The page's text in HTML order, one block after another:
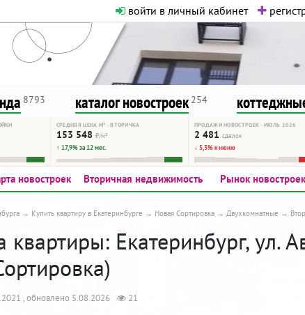
войти в личный кабинет
Никакого шок-
как он помогает вам.
8793 каталог новостроек 254
СРЕДНЯЯ ЦЕНА М² · ВТОРИЧКА
153 548 ₽/м²
↑ 17,9% за 12 мес.
ПРОДАЖИ НОВОСТРОЕК · ИЮЛЬ 2026
2 481 сделок
↓ 5,3% к июню
новостроек Вторичная недвижимость Рынок новостроек
Купить квартиру в Екатеринбурге Новая Сортировка Двухкомнатные
Екатеринбург, ул.
, обновлено 5.08.2026 21